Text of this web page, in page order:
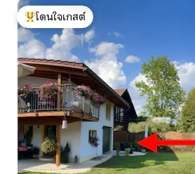
โดนใจเกสต์ที่สุด
โดนใจเกสต์